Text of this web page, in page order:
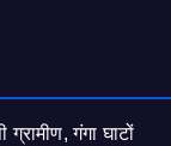
गंगा घाटों